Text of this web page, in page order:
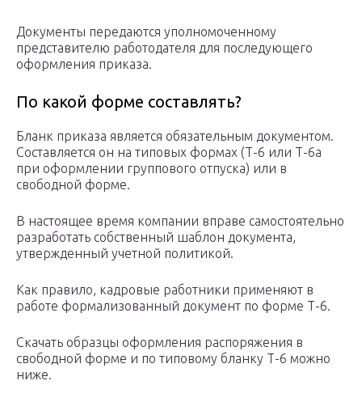
Документы передаются уполномоченному
представителю работодателя для последующего
оформления приказа.
По какой форме составлять?
Бланк приказа является обязательным документом.
Составляется он на типовых формах (Т-6 или Т-6а
при оформлении группового отпуска) или в
свободной форме.
В настоящее время компании вправе самостоятельно
разработать собственный шаблон документа,
утвержденный учетной политикой.
Как правило, кадровые работники применяют в
работе формализованный документ по форме Т-6.
Скачать образцы оформления распоряжения в
свободной форме и по типовому бланку Т-6 можно
ниже.